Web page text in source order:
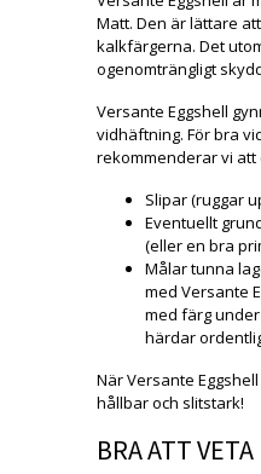
Matt. Den är lättare
kalkfärgerna. Det
ogenomträngligt
Versante Eggshell
vidhäftning. För bra
rekommenderar vi att
Slipar (ruggar
Eventuellt
(eller en bra
Målar tunna
med Versante
med färg
härdar
När Versante
hållbar och slitstark!
BRA ATT VETA